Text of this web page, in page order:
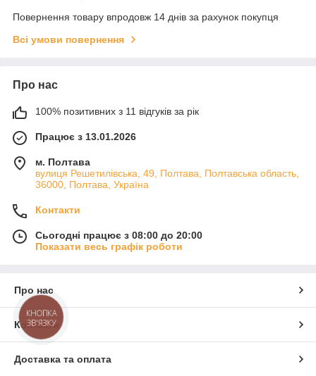
Повернення товару впродовж 14 днів за рахунок покупця
Всі умови повернення
Про нас
100% позитивних з 11 відгуків за рік
Працює з 13.01.2026
м. Полтава
вулиця Решетилівська, 49, Полтава, Полтавська область,
36000, Полтава, Україна
Контакти
Сьогодні працює з 08:00 до 20:00
Показати весь графік роботи
Про нас
Контакти
Доставка та оплата
КНОПКА
ЗВ'ЯЗКУ